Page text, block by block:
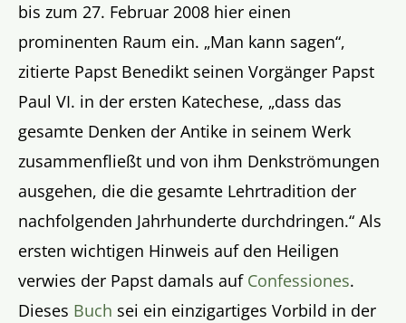
bis zum 27. Februar 2008 hier einen
prominenten Raum ein. „Man kann sagen“,
zitierte Papst Benedikt seinen Vorgänger Papst
Paul VI. in der ersten Katechese, „dass das
gesamte Denken der Antike in seinem Werk
zusammenfließt und von ihm Denkströmungen
ausgehen, die die gesamte Lehrtradition der
nachfolgenden Jahrhunderte durchdringen.“ Als
ersten wichtigen Hinweis auf den Heiligen
verwies der Papst damals auf Confessiones.
Dieses Buch sei ein einzigartiges Vorbild in der